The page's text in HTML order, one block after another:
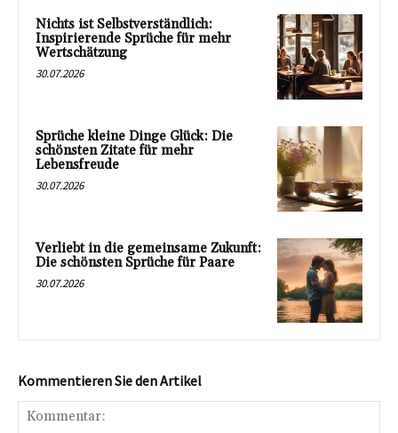
Nichts ist Selbstverständlich:
Inspirierende Sprüche für mehr
Wertschätzung
30.07.2026
Sprüche kleine Dinge Glück: Die
schönsten Zitate für mehr
Lebensfreude
30.07.2026
Verliebt in die gemeinsame Zukunft:
Die schönsten Sprüche für Paare
30.07.2026
Kommentieren Sie den Artikel